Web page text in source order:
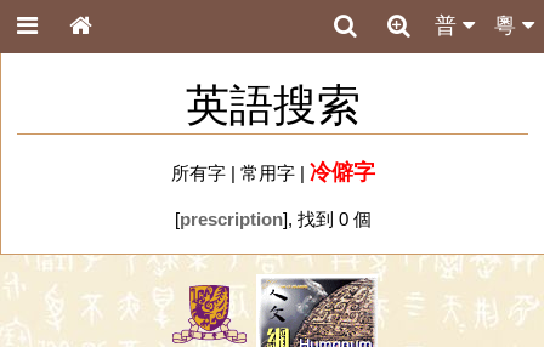
粵
普
英語搜索
所有字| 常用字| 冷僻字
[prescription], 找到 0 個